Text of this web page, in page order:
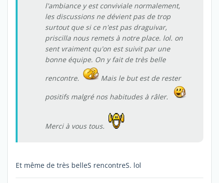
l'ambiance y est conviviale normalement,
les discussions ne dévient pas de trop
surtout que si ce n'est pas draguivar,
priscilla nous remets à notre place. lol. on
sent vraiment qu'on est suivit par une
bonne équipe. On y fait de très belle
rencontre.
Mais le but est de rester
positifs malgré nos habitudes à râler.
Merci à vous tous.
Et même de très belleS rencontreS. lol